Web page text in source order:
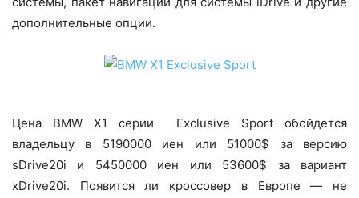
дополнительные опции.
Цена BMW X1 серии Exclusive Sport обойдется
владельцу в 5190000 иен или 51000$ за версию
sDrive20i и 5450000 иен или 53600$ за вариант
xDrive20i. Появится ли кроссовер в Европе — не